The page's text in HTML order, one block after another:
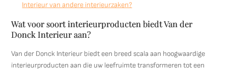
Interieur van andere interieurzaken?
Wat voor soort interieurproducten biedt Van der
Donck Interieur aan?
Van der Donck Interieur biedt een breed scala aan hoogwaardige
interieurproducten aan die uw leefruimte transformeren tot een